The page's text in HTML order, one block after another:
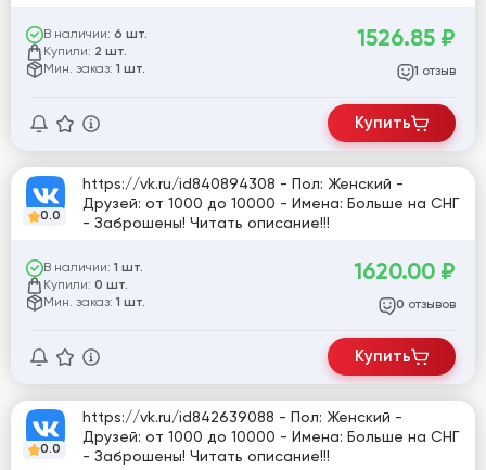
В наличии: 6 шт.
Купили: 2 шт.
Мин. заказ: 1 шт.
1526.85 ₽
1 отзыв
Купить
0.0
https://vk.ru/id840894308 - Пол: Женский -
Друзей: от 1000 до 10000 - Имена: Больше на СНГ
- Заброшены! Читать описание!!!
В наличии: 1 шт.
Купили: 0 шт.
Мин. заказ: 1 шт.
1620.00 ₽
0 отзывов
Купить
0.0
https://vk.ru/id842639088 - Пол: Женский -
Друзей: от 1000 до 10000 - Имена: Больше на СНГ
- Заброшены! Читать описание!!!